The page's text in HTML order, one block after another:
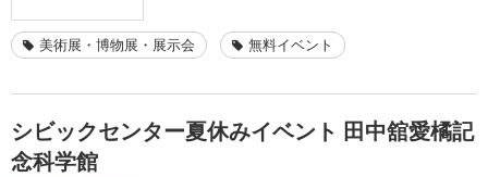
美術展・博物展・展示会 無料イベント
シビックセンター夏休みイベント 田中舘愛橘記
念科学館